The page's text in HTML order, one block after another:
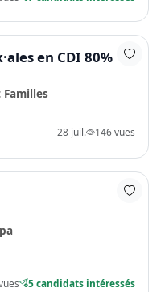
en CDI 80%
Familles
28 juil. 146 vues
5 candidats intéressés